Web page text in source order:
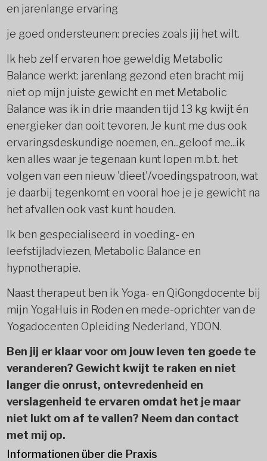
en jarenlange ervaring
je goed ondersteunen: precies zoals jij het wilt.
Ik heb zelf ervaren hoe geweldig Metabolic
Balance werkt: jarenlang gezond eten bracht mij
niet op mijn juiste gewicht en met Metabolic
Balance was ik in drie maanden tijd 13 kg kwijt én
energieker dan ooit tevoren. Je kunt me dus ook
ervaringsdeskundige noemen, en...geloof me...ik
ken alles waar je tegenaan kunt lopen m.b.t. het
volgen van een nieuw 'dieet'/voedingspatroon, wat
je daarbij tegenkomt en vooral hoe je je gewicht na
het afvallen ook vast kunt houden.
Ik ben gespecialiseerd in voeding- en
leefstijladviezen, Metabolic Balance en
hypnotherapie.
Naast therapeut ben ik Yoga- en QiGongdocente bij
mijn YogaHuis in Roden en mede-oprichter van de
Yogadocenten Opleiding Nederland, YDON.
Ben jij er klaar voor om jouw leven ten goede te
veranderen? Gewicht kwijt te raken en niet
langer die onrust, ontevredenheid en
verslagenheid te ervaren omdat het je maar
niet lukt om af te vallen? Neem dan contact
met mij op.
Informationen über die Praxis